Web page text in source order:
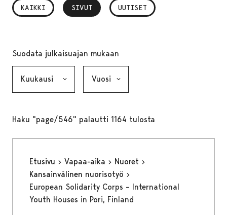
KAIKKI SIVUT
, VALITTU UUTISET
Suodata julkaisuajan mukaan
Haku "page/546" palautti 1164 tulosta
Etusivu Vapaa-aika
Nuoret
Kansainvälinen nuorisotyö
European Solidarity Corps – International
Youth Houses in Pori, Finland